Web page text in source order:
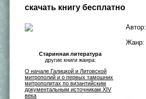
скачать книгу бесплатно
Старинная литература
другие книги жанра:
О начале Галицкой и Литовской
митрополий и о первых тамошних
митрополитах по византийским
документальным источникам XIV
века
Автор:
Жанр: